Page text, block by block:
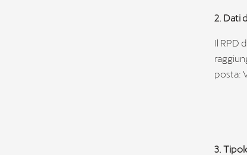
2. Dati
Il RPD
posta:
3.